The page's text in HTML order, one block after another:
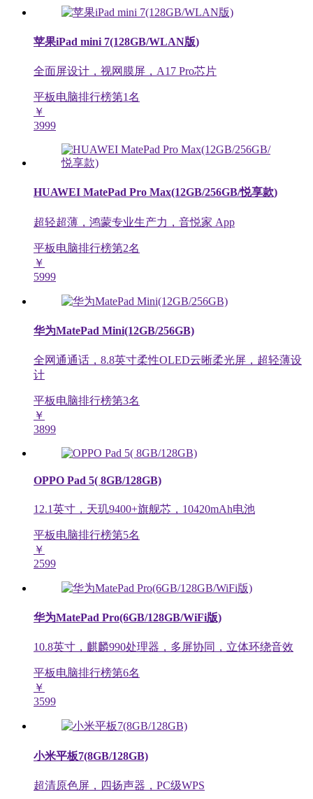
苹果iPad mini 7(128GB/WLAN版)
全面屏设计，视网膜屏，A17 Pro芯片
平板电脑排行榜第1名
￥
3999
HUAWEI MatePad Pro Max(12GB/256GB/悦享款)
超轻超薄，鸿蒙专业生产力，音悦家 App
平板电脑排行榜第2名
￥
5999
华为MatePad Mini(12GB/256GB)
全网通通话，8.8英寸柔性OLED云晰柔光屏，超轻薄设
计
平板电脑排行榜第3名
￥
3899
OPPO Pad 5( 8GB/128GB)
12.1英寸，天玑9400+旗舰芯，10420mAh电池
平板电脑排行榜第5名
￥
2599
华为MatePad Pro(6GB/128GB/WiFi版)
10.8英寸，麒麟990处理器，多屏协同，立体环绕音效
平板电脑排行榜第6名
￥
3599
小米平板7(8GB/128GB)
超清原色屏，四扬声器，PC级WPS